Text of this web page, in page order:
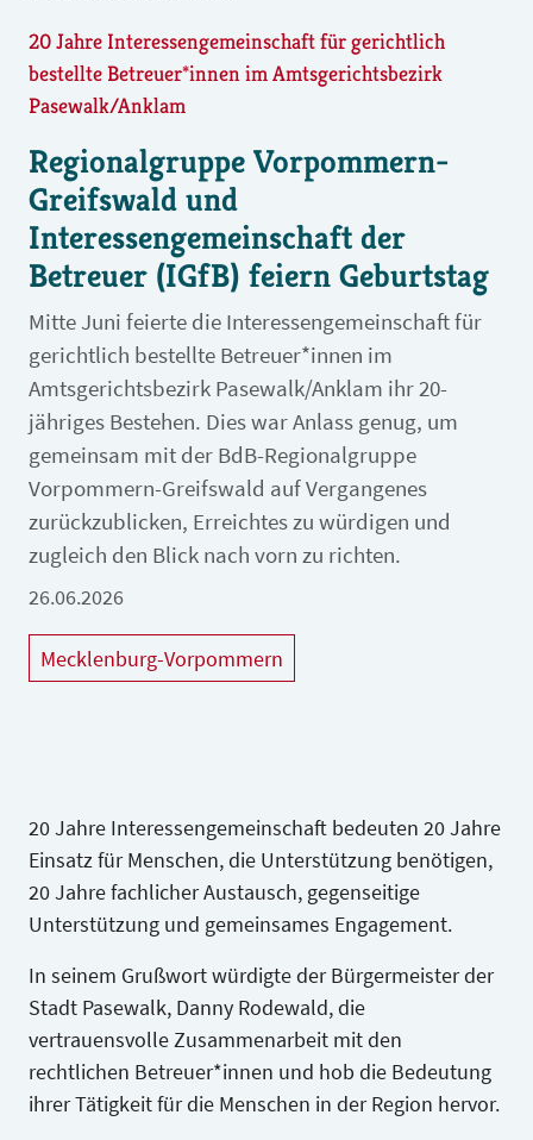
20 Jahre Interessengemeinschaft für gerichtlich
bestellte Betreuer*innen im Amtsgerichtsbezirk
Pasewalk/Anklam
Regionalgruppe Vorpommern-
Greifswald und
Interessengemeinschaft der
Betreuer (IGfB) feiern Geburtstag
Mitte Juni feierte die Interessengemeinschaft für
gerichtlich bestellte Betreuer*innen im
Amtsgerichtsbezirk Pasewalk/Anklam ihr 20-
jähriges Bestehen. Dies war Anlass genug, um
gemeinsam mit der BdB-Regionalgruppe
Vorpommern-Greifswald auf Vergangenes
zurückzublicken, Erreichtes zu würdigen und
zugleich den Blick nach vorn zu richten.
26.06.2026
Mecklenburg-Vorpommern
20 Jahre Interessengemeinschaft bedeuten 20 Jahre
Einsatz für Menschen, die Unterstützung benötigen,
20 Jahre fachlicher Austausch, gegenseitige
Unterstützung und gemeinsames Engagement.
In seinem Grußwort würdigte der Bürgermeister der
Stadt Pasewalk, Danny Rodewald, die
vertrauensvolle Zusammenarbeit mit den
rechtlichen Betreuer*innen und hob die Bedeutung
ihrer Tätigkeit für die Menschen in der Region hervor.